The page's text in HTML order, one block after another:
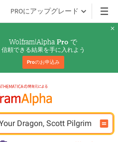
PROにアップグレード
Wolfram|Alpha Pro で
信頼できる結果を手に入れよう
Proのお申込み
Dragon, Scott Pilgrim